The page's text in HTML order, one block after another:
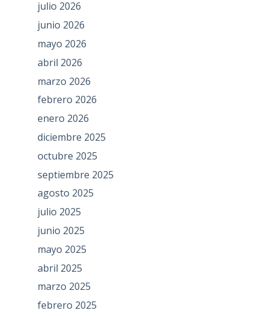
julio 2026
junio 2026
mayo 2026
abril 2026
marzo 2026
febrero 2026
enero 2026
diciembre 2025
octubre 2025
septiembre 2025
agosto 2025
julio 2025
junio 2025
mayo 2025
abril 2025
marzo 2025
febrero 2025